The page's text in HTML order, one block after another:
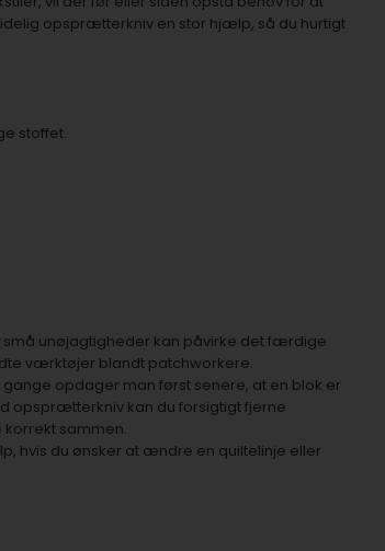
opsprætterkniv en stor hjælp, så du hurtigt
stoffet.
unøjagtigheder kan påvirke det færdige
værktøjer blandt patchworkere.
opdager man først senere, at en blok er
opsprætterkniv kan du forsigtigt fjerne
sammen.
hvis du ønsker at ændre en quiltelinje eller